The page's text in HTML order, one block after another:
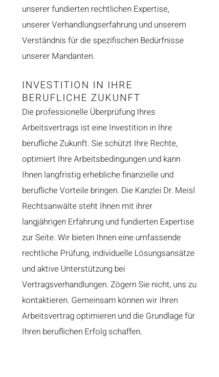
unserer fundierten rechtlichen Expertise,
unserer Verhandlungserfahrung und unserem
Verständnis für die spezifischen Bedürfnisse
unserer Mandanten.
INVESTITION IN IHRE
BERUFLICHE ZUKUNFT
Die professionelle Überprüfung Ihres
Arbeitsvertrags ist eine Investition in Ihre
berufliche Zukunft. Sie schützt Ihre Rechte,
optimiert Ihre Arbeitsbedingungen und kann
Ihnen langfristig erhebliche finanzielle und
berufliche Vorteile bringen. Die Kanzlei Dr. Meisl
Rechtsanwälte steht Ihnen mit ihrer
langjährigen Erfahrung und fundierten Expertise
zur Seite. Wir bieten Ihnen eine umfassende
rechtliche Prüfung, individuelle Lösungsansätze
und aktive Unterstützung bei
Vertragsverhandlungen. Zögern Sie nicht, uns zu
kontaktieren. Gemeinsam können wir Ihren
Arbeitsvertrag optimieren und die Grundlage für
Ihren beruflichen Erfolg schaffen.